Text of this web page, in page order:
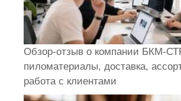
Обзор-отзыв о компании БКМ-
пиломатериалы, доставка,
работа с клиентами